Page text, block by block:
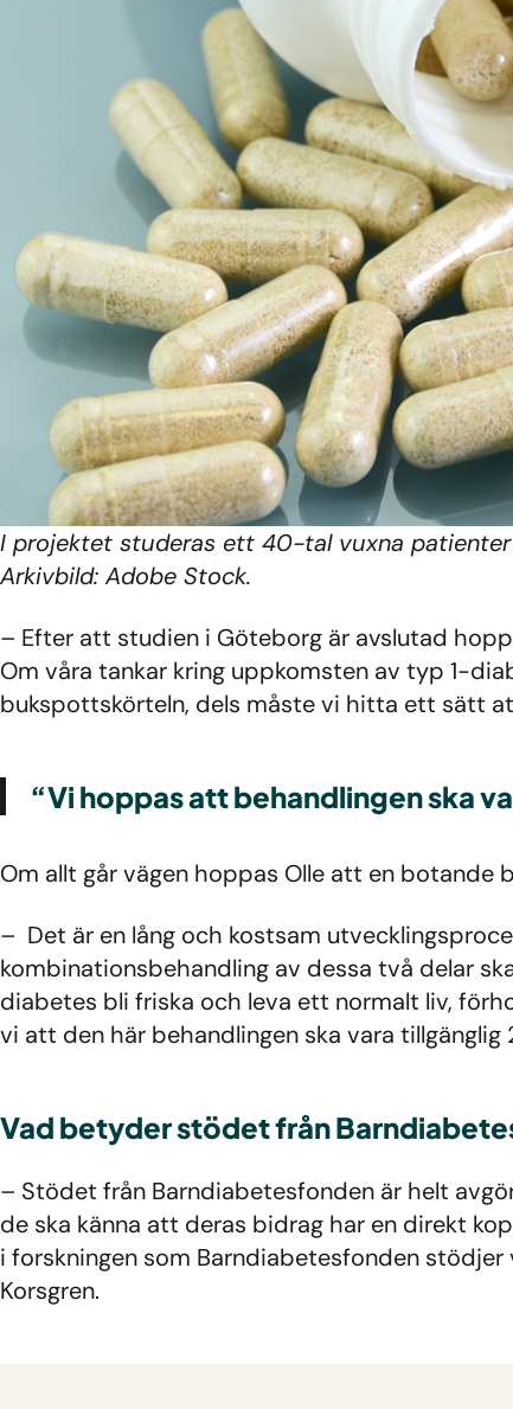
I projektet studeras ett 40-tal vuxna
Arkivbild: Adobe Stock.
– Efter att studien i Göteborg är avslutad
Om våra tankar kring uppkomsten av typ 1-
bukspottskörteln, dels måste vi hitta ett sätt
“Vi hoppas att behandlingen ska
Om allt går vägen hoppas Olle att en
– Det är en lång och kostsam
kombinationsbehandling av dessa två delar
diabetes bli friska och leva ett normalt liv,
vi att den här behandlingen ska vara
Vad betyder stödet från
– Stödet från Barndiabetesfonden är helt
de ska känna att deras bidrag har en direkt
i forskningen som Barndiabetesfonden
Korsgren.